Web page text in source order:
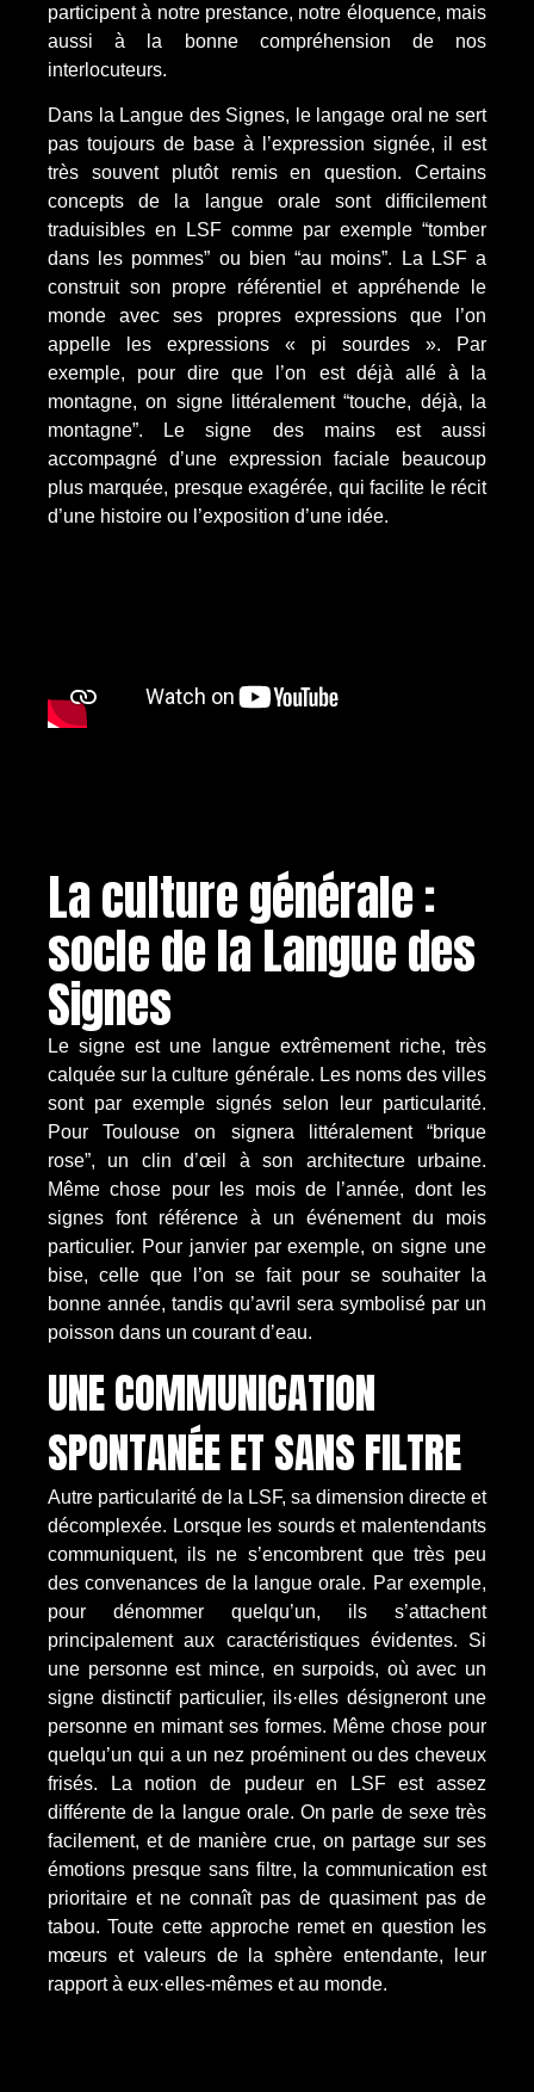
participent à notre prestance, notre éloquence, mais
aussi à la bonne compréhension de nos
interlocuteurs.
Dans la Langue des Signes, le langage oral ne sert
pas toujours de base à l’expression signée, il est
très souvent plutôt remis en question. Certains
concepts de la langue orale sont difficilement
traduisibles en LSF comme par exemple “tomber
dans les pommes” ou bien “au moins”. La LSF a
construit son propre référentiel et appréhende le
monde avec ses propres expressions que l’on
appelle les expressions « pi sourdes ». Par
exemple, pour dire que l’on est déjà allé à la
montagne, on signe littéralement “touche, déjà, la
montagne”. Le signe des mains est aussi
accompagné d’une expression faciale beaucoup
plus marquée, presque exagérée, qui facilite le récit
d’une histoire ou l’exposition d’une idée.
La culture générale :
socle de la Langue des
Signes
Le signe est une langue extrêmement riche, très
calquée sur la culture générale. Les noms des villes
sont par exemple signés selon leur particularité.
Pour Toulouse on signera littéralement “brique
rose”, un clin d’œil à son architecture urbaine.
Même chose pour les mois de l’année, dont les
signes font référence à un événement du mois
particulier. Pour janvier par exemple, on signe une
bise, celle que l’on se fait pour se souhaiter la
bonne année, tandis qu’avril sera symbolisé par un
poisson dans un courant d’eau.
UNE COMMUNICATION
SPONTANÉE ET SANS FILTRE
Autre particularité de la LSF, sa dimension directe et
décomplexée. Lorsque les sourds et malentendants
communiquent, ils ne s’encombrent que très peu
des convenances de la langue orale. Par exemple,
pour dénommer quelqu’un, ils s’attachent
principalement aux caractéristiques évidentes. Si
une personne est mince, en surpoids, où avec un
signe distinctif particulier, ils·elles désigneront une
personne en mimant ses formes. Même chose pour
quelqu’un qui a un nez proéminent ou des cheveux
frisés. La notion de pudeur en LSF est assez
différente de la langue orale. On parle de sexe très
facilement, et de manière crue, on partage sur ses
émotions presque sans filtre, la communication est
prioritaire et ne connaît pas de quasiment pas de
tabou. Toute cette approche remet en question les
mœurs et valeurs de la sphère entendante, leur
rapport à eux·elles-mêmes et au monde.